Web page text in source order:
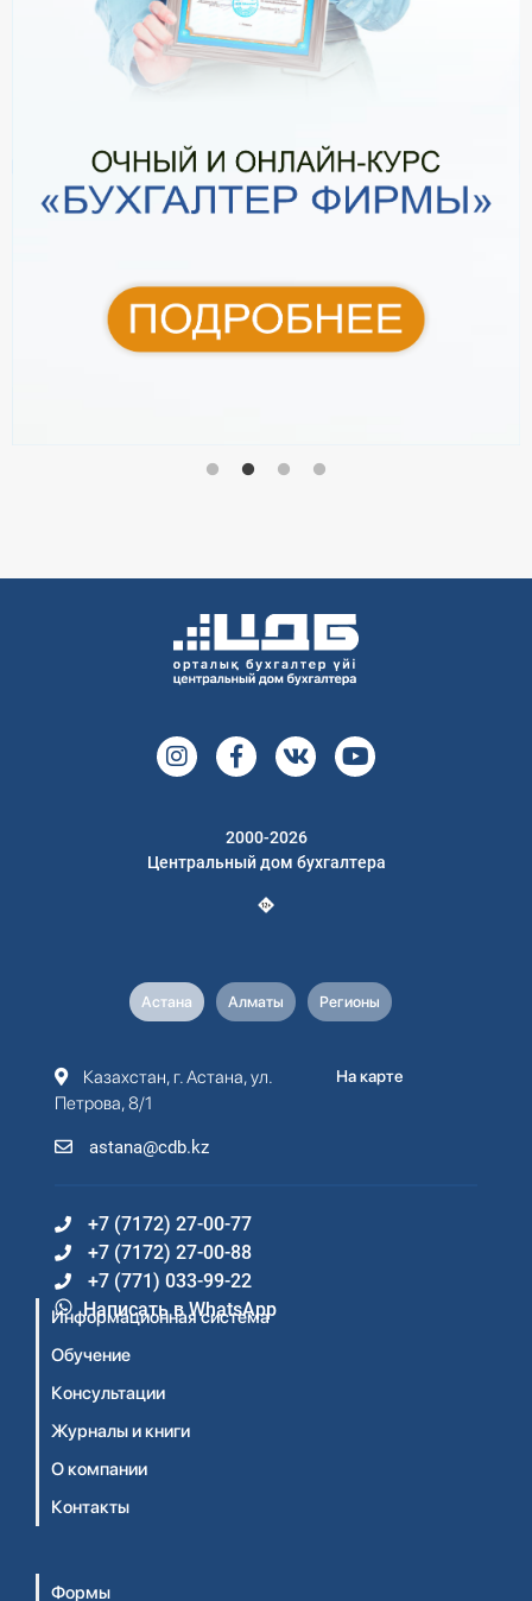
2000-2026
Центральный дом бухгалтера
Астана Алматы Регионы
Казахстан, г. Астана, ул.
Петрова, 8/1
astana@cdb.kz
На карте
+7 (7172) 27-00-77
+7 (7172) 27-00-88
+7 (771) 033-99-22
Написать в WhatsApp
Информационная система
Обучение
Консультации
Журналы и книги
О компании
Контакты
Формы